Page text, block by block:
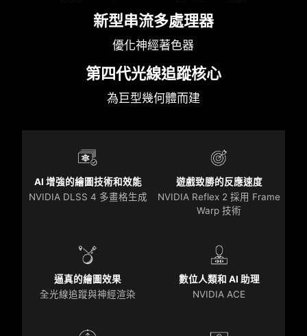
新型串流多處理器
優化神經著色器
第四代光線追蹤核心
為巨型幾何體而建
AI 增強的繪圖技術和效能
NVIDIA DLSS 4 多畫格生成
遊戲致勝的反應速度
NVIDIA Reflex 2 採用 Frame
Warp 技術
逼真的繪圖效果
全光線追蹤與神經渲染
數位人類和 AI 助理
NVIDIA ACE